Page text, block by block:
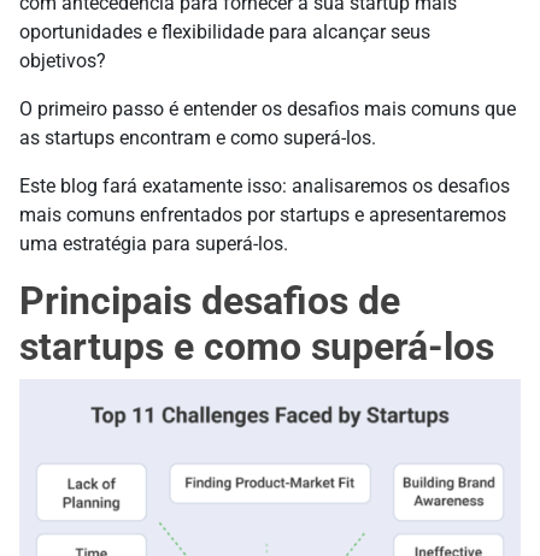
oportunidades e flexibilidade para alcançar seus
objetivos?
O primeiro passo é entender os desafios mais comuns que
as startups encontram e como superá-los.
Este blog fará exatamente isso: analisaremos os desafios
mais comuns enfrentados por startups e apresentaremos
uma estratégia para superá-los.
Principais desafios de
startups e como superá-los